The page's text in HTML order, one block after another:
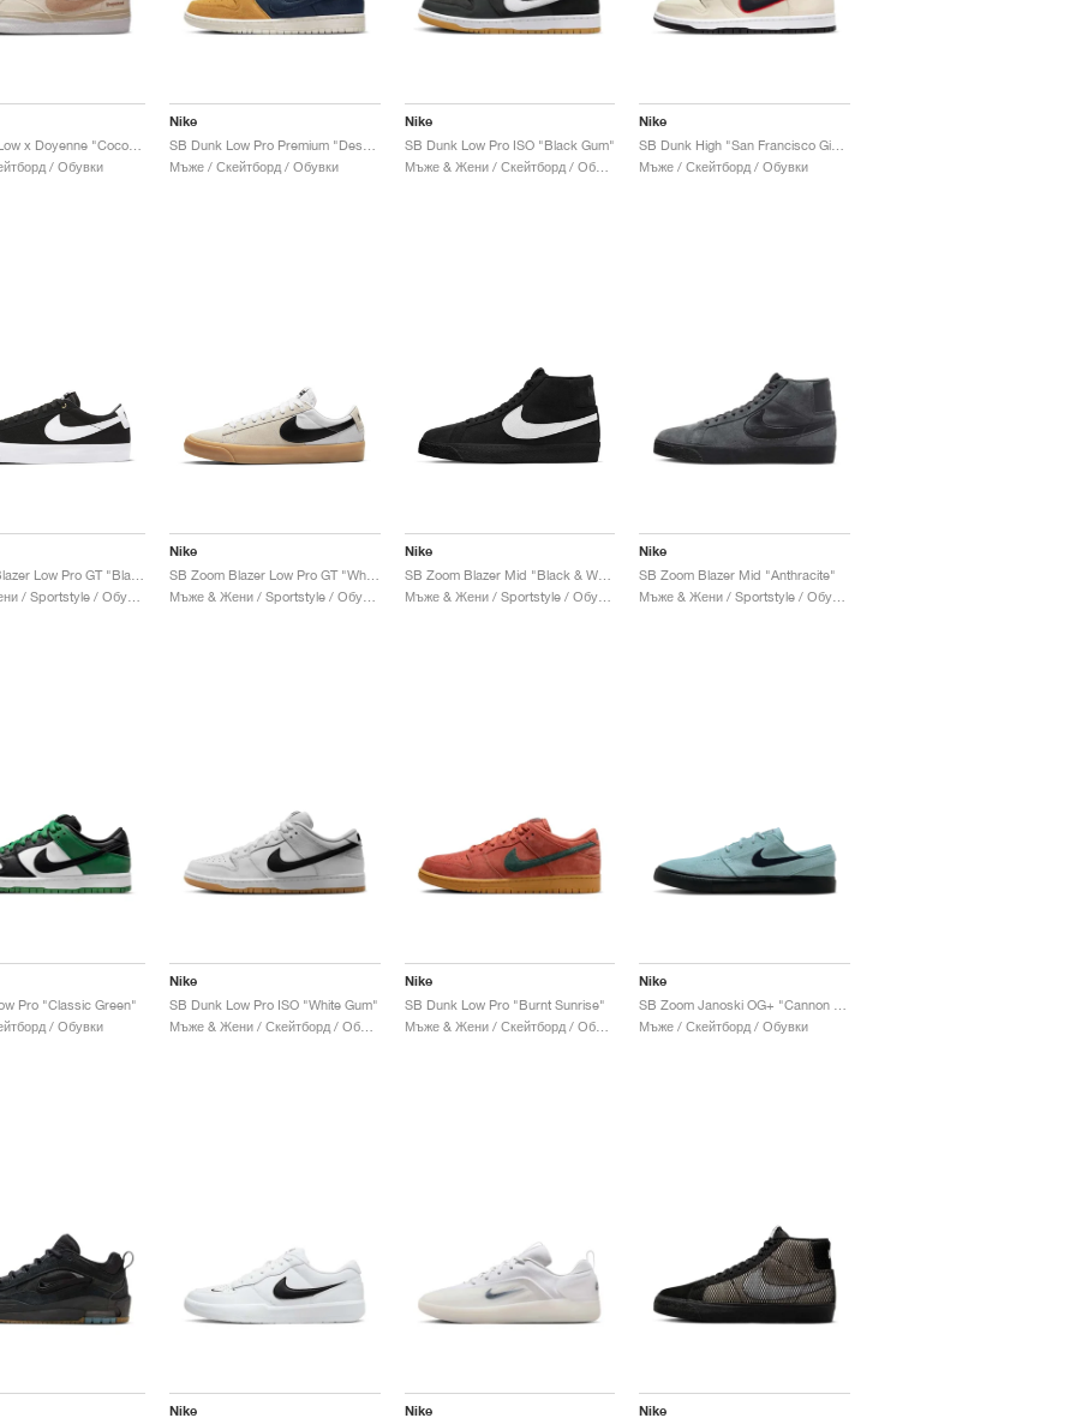
/ Обувки
Nike
Мъже / Скейтборд / Обувки
Nike
SB Dunk Low Pro ISO "Black Gum"
Мъже & Жени / Скейтборд / Обувки
Nike
Мъже / Скейтборд / Обувки
Nike
SB Zoom Blazer Low Pro GT "White Gum"
Мъже & Жени / Sportstyle / Обувки
Nike
SB Zoom Blazer Mid "Black & White"
Мъже & Жени / Sportstyle / Обувки
Nike
SB Zoom Blazer Mid "Anthracite"
Pro "Classic Green"
/ Обувки
Nike
SB Dunk Low Pro ISO "White Gum"
Мъже & Жени / Скейтборд / Обувки
Nike
SB Dunk Low Pro "Burnt Sunrise"
Мъже & Жени / Скейтборд / Обувки
Nike
Мъже / Скейтборд / Обувки
Nike Nike Nike